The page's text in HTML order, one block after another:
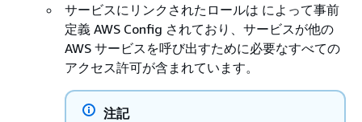
サービスにリンクされたロールは によって事前
定義 AWS Config されており、サービスが他の
AWS サービスを呼び出すために必要なすべての
アクセス許可が含まれています。
注記